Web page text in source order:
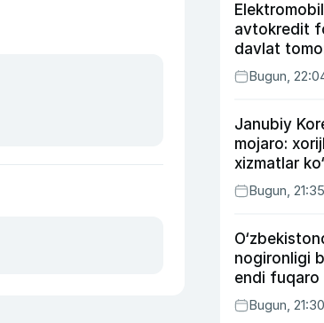
avtokredit
davlat
berilishi
Bugun,
Janubiy
mojaro:
xizmatlar
qilindi
Bugun, 21:35
nogironligi
endi fuqaro
tayinlanishi
Bugun, 21:30